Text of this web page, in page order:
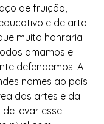
de fruição,
e de arte
muito honraria
amamos e
defendemos. A
nomes ao país
das artes e da
levar esse